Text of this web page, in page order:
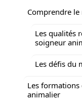
Comprendre
Les qualités
soigneur
Les défis du
Les
animalier